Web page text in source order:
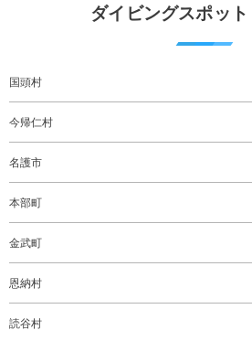
ダイビングスポッ
国頭村
今帰仁村
名護市
本部町
金武町
恩納村
読谷村